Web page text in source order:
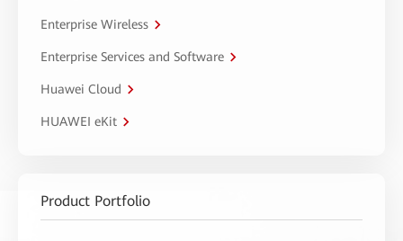
Enterprise Wireless
Enterprise Services and Software
Huawei Cloud
HUAWEI eKit
Product Portfolio